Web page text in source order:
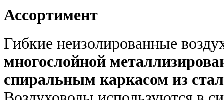
Ассортимент
Гибкие неизолированные
многослойной
спиральным каркасом из